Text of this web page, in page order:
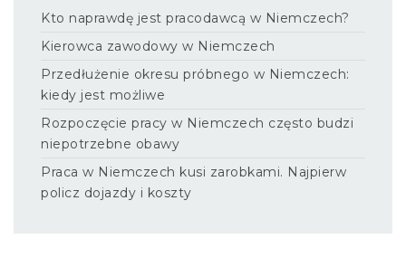
Kto naprawdę jest pracodawcą w Niemczech?
Kierowca zawodowy w Niemczech
Przedłużenie okresu próbnego w Niemczech:
kiedy jest możliwe
Rozpoczęcie pracy w Niemczech często budzi
niepotrzebne obawy
Praca w Niemczech kusi zarobkami. Najpierw
policz dojazdy i koszty